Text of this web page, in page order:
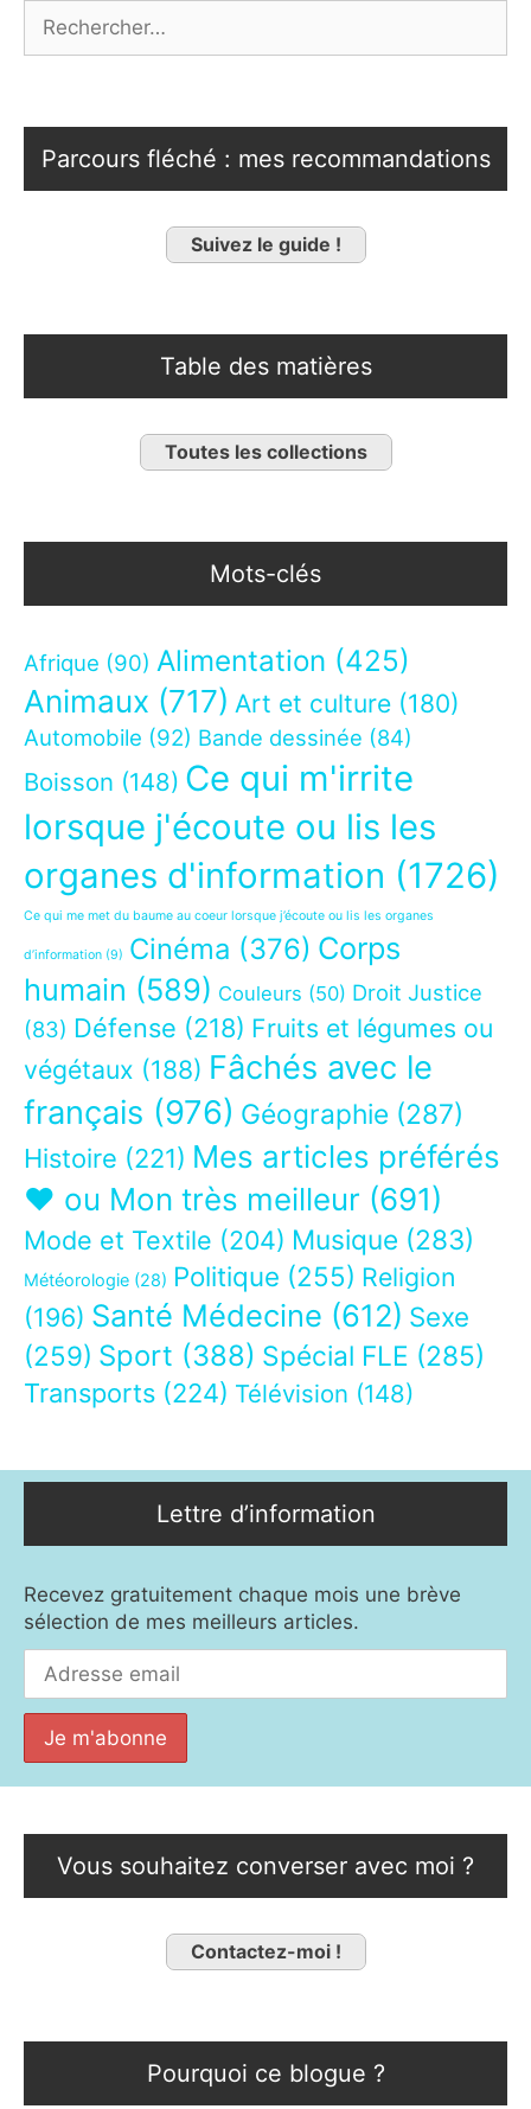
Parcours fléché : mes recommandations
Suivez le guide !
Table des matières
Toutes les collections
Mots-clés
Afrique (90) Alimentation (425)
Animaux (717) Art et culture (180)
Automobile (92) Bande dessinée (84)
Boisson (148) Ce qui m'irrite
lorsque j'écoute ou lis les
organes d'information (1726)
Ce qui me met du baume au coeur lorsque j’écoute ou lis les organes
d’information (9) Cinéma (376) Corps
humain (589) Couleurs (50) Droit Justice
(83) Défense (218) Fruits et légumes ou
végétaux (188) Fâchés avec le
français (976) Géographie (287)
Histoire (221) Mes articles préférés
❤ ou Mon très meilleur (691)
Mode et Textile (204) Musique (283)
Météorologie (28) Politique (255) Religion
(196) Santé Médecine (612) Sexe
(259) Sport (388) Spécial FLE (285)
Transports (224) Télévision (148)
Lettre d’information
Recevez gratuitement chaque mois une brève
sélection de mes meilleurs articles.
Vous souhaitez converser avec moi ?
Contactez-moi !
Pourquoi ce blogue ?